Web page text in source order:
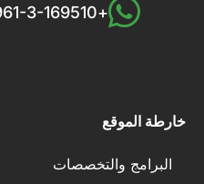
+961-3-169510
خارطة الموقع
البرامج والتخصصات